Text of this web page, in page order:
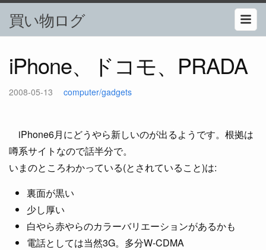
買い物ログ
iPhone、ドコモ、PRADA
2008-05-13 computer/gadgets
iPhone6月にどうやら新しいのが出るようです。根拠は
噂系サイトなので話半分で。
いまのところわかっている(とされていること)は:
裏面が黒い
少し厚い
白やら赤やらのカラーバリエーションがあるかも
電話としては当然3G。多分W-CDMA